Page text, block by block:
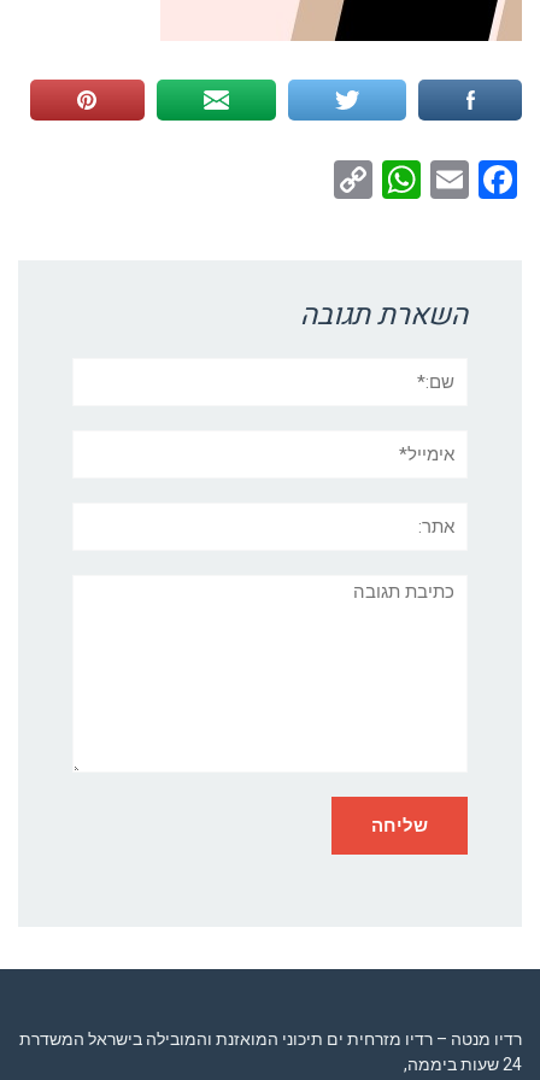
Facebook
Email
WhatsApp
השארת תגובה
תגובה
רדיו מנטה – רדיו מזרחית ים תיכוני המואזנת והמובילה בישראל המשדרת
24 שעות ביממה,